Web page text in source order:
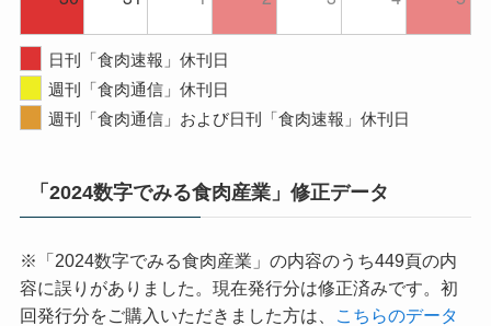
日刊「食肉速報」休刊日
週刊「食肉通信」休刊日
週刊「食肉通信」および日刊「食肉速報」休刊日
「2024数字でみる食肉産業」修正データ
※「2024数字でみる食肉産業」の内容のうち449頁の内
容に誤りがありました。現在発行分は修正済みです。初
回発行分をご購入いただきました方は、
こちらのデータ